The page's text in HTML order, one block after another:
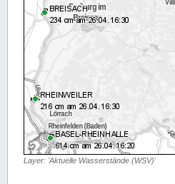
Layer: 'Aktuelle Wasserstände (WSV)'